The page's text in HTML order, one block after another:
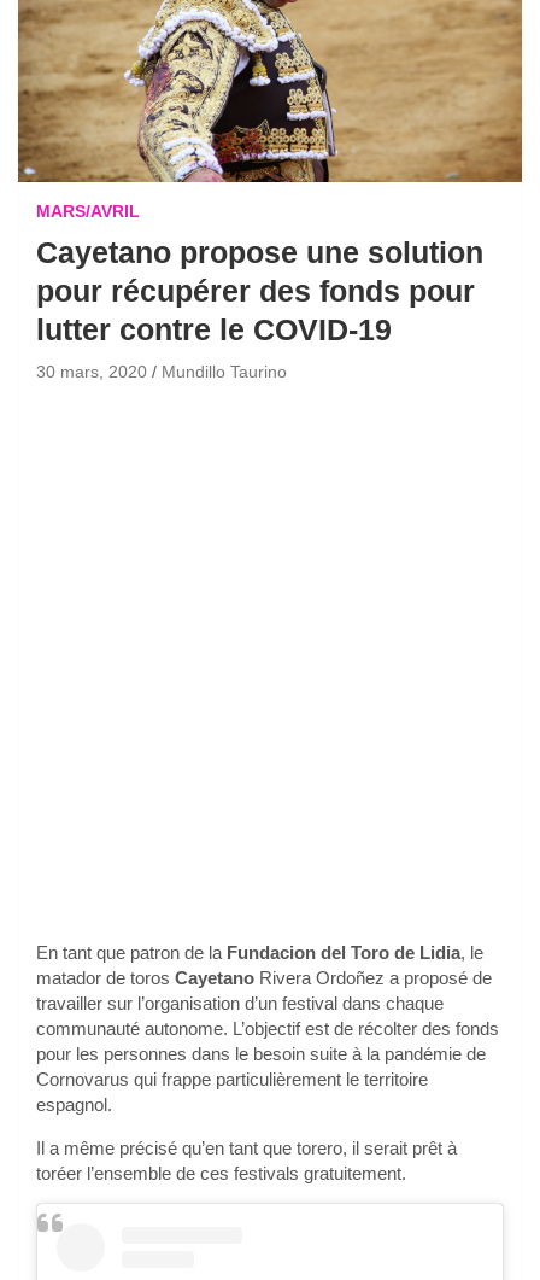
MARS/AVRIL
Cayetano propose une solution
pour récupérer des fonds pour
lutter contre le COVID-19
30 mars, 2020 Mundillo Taurino
En tant que patron de la Fundacion del Toro de Lidia, le
matador de toros Cayetano Rivera Ordoñez a proposé de
travailler sur l’organisation d’un festival dans chaque
communauté autonome. L’objectif est de récolter des fonds
pour les personnes dans le besoin suite à la pandémie de
Cornovarus qui frappe particulièrement le territoire
espagnol.
Il a même précisé qu’en tant que torero, il serait prêt à
toréer l’ensemble de ces festivals gratuitement.